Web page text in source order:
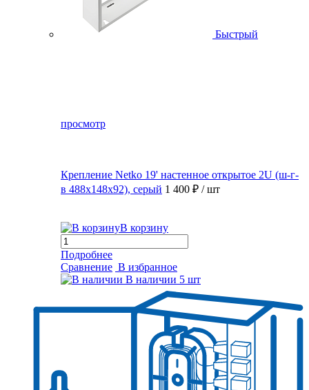
Быстрый
просмотр
Крепление Netko 19' настенное открытое 2U (ш-г-
в 488х148х92), серый 1 400 ₽ / шт
В корзину
Подробнее
Сравнение В избранное
В наличии 5 шт